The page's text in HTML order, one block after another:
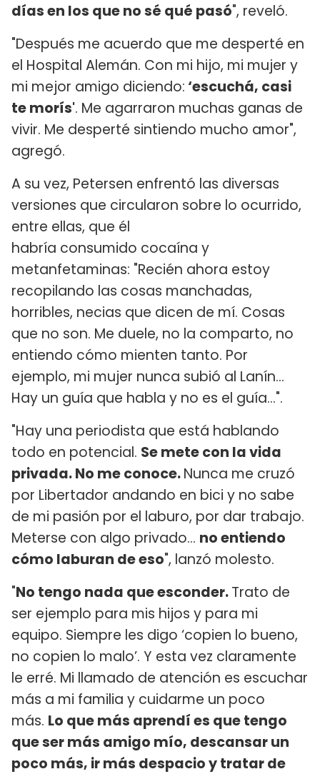
días en los que no sé qué pasó", reveló.
"Después me acuerdo que me desperté en
el Hospital Alemán. Con mi hijo, mi mujer y
mi mejor amigo diciendo: ‘escuchá, casi
te morís'. Me agarraron muchas ganas de
vivir. Me desperté sintiendo mucho amor",
agregó.
A su vez, Petersen enfrentó las diversas
versiones que circularon sobre lo ocurrido,
entre ellas, que él
habría consumido cocaína y
metanfetaminas: "Recién ahora estoy
recopilando las cosas manchadas,
horribles, necias que dicen de mí. Cosas
que no son. Me duele, no la comparto, no
entiendo cómo mienten tanto. Por
ejemplo, mi mujer nunca subió al Lanín...
Hay un guía que habla y no es el guía…".
"Hay una periodista que está hablando
todo en potencial. Se mete con la vida
privada. No me conoce.Nunca me cruzó
por Libertador andando en bici y no sabe
de mi pasión por el laburo, por dar trabajo.
Meterse con algo privado… no entiendo
cómo laburan de eso", lanzó molesto.
"No tengo nada que esconder.Trato de
ser ejemplo para mis hijos y para mi
equipo. Siempre les digo ‘copien lo bueno,
no copien lo malo’. Y esta vez claramente
le erré. Mi llamado de atención es escuchar
más a mi familia y cuidarme un poco
más. Lo que más aprendí es que tengo
que ser más amigo mío, descansar un
poco más, ir más despacio y tratar de